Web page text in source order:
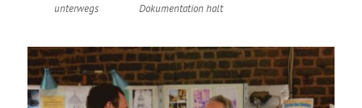
unterwegs
Dokumentation halt